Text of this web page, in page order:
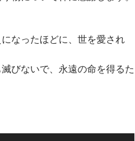
なったほどに、世を愛され
びないで、永遠の命を得るた